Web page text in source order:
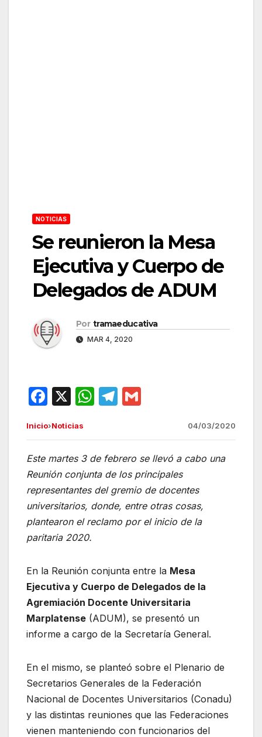
NOTICIAS
Se reunieron la Mesa
Ejecutiva y Cuerpo de
Delegados de ADUM
Por tramaeducativa
MAR 4, 2020
F
c
e
b
o
o
k
X
W
s
A
p
p
T
gr
a
m
Inicio›Noticias 04/03/2020
Este martes 3 de febrero se llevó a cabo una
Reunión conjunta de los principales
representantes del gremio de docentes
universitarios, donde, entre otras cosas,
plantearon el reclamo por el inicio de la
paritaria 2020.
En la Reunión conjunta entre la Mesa
Ejecutiva y Cuerpo de Delegados de la
Agremiación Docente Universitaria
Marplatense (ADUM), se presentó un
informe a cargo de la Secretaría General.
En el mismo, se planteó sobre el Plenario de
Secretarios Generales de la Federación
Nacional de Docentes Universitarios (Conadu)
y las distintas reuniones que las Federaciones
vienen manteniendo con funcionarios del